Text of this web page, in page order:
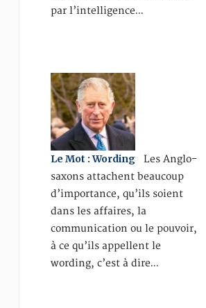
par l’intelligence…
Le Mot : WordingLes Anglo-
saxons attachent beaucoup
d’importance, qu’ils soient
dans les affaires, la
communication ou le pouvoir,
à ce qu’ils appellent le
wording, c’est à dire…